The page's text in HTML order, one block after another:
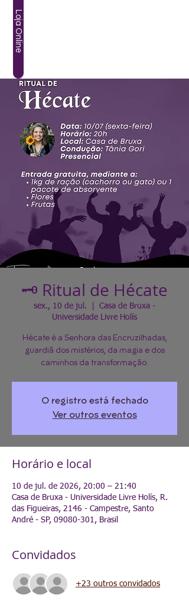
Loja Online
🗝️ Ritual de Hécate
sex., 10 de jul.
Casa de Bruxa -
Universidade Livre Holís
Hécate é a Senhora das Encruzilhadas,
guardiã dos mistérios, da magia e dos
caminhos da transformação.
O registro está fechado
Ver outros eventos
Horário e local
10 de jul. de 2026, 20:00 – 21:40
Casa de Bruxa - Universidade Livre Holís, R.
das Figueiras, 2146 - Campestre, Santo
André - SP, 09080-301, Brasil
Convidados
+23 outros convidados